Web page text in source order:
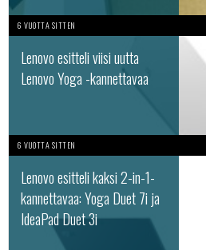
6 VUOTTA SITTEN
Lenovo esitteli viisi uutta
Lenovo Yoga -kannettavaa
6 VUOTTA SITTEN
Lenovo esitteli kaksi 2-in-1-
kannettavaa: Yoga Duet 7i ja
IdeaPad Duet 3i